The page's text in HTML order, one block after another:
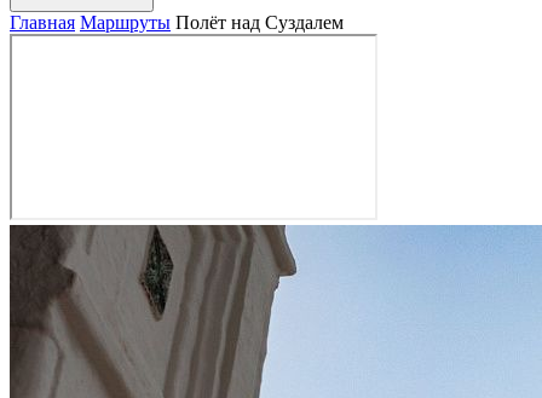
Главная Маршруты Полёт над Суздалем